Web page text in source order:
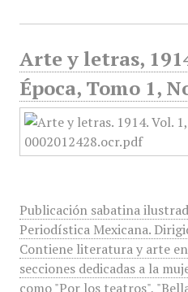
Arte y letras,
Época, Tomo 1,
Publicación sabatina
Periodística Mexicana.
Contiene literatura y arte
secciones dedicadas a la
como "Por los teatros",